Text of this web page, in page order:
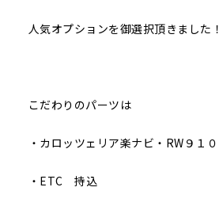
人気オプションを御選択頂きました！
こだわりのパーツは
・カロッツェリア楽ナビ・RW９１０
・ETC 持込